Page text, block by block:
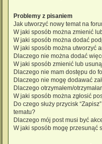
Problemy z pisaniem
Jak utworzyć nowy temat na
W jaki sposób można zmienić
W jaki sposób można dodać
W jaki sposób można utworzyć
Dlaczego nie można dodać
W jaki sposób zmienić lub
Dlaczego nie mam dostępu do
Dlaczego nie mogę dodawać
Dlaczego otrzymałem/
W jaki sposób można zgłosić
Do czego służy przycisk
tematu?
Dlaczego mój post musi być
W jaki sposób mogę przesunąć